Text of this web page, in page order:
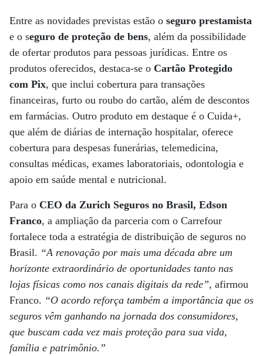
Entre as novidades previstas estão o seguro prestamista
e o seguro de proteção de bens, além da possibilidade
de ofertar produtos para pessoas jurídicas. Entre os
produtos oferecidos, destaca-se o Cartão Protegido
com Pix, que inclui cobertura para transações
financeiras, furto ou roubo do cartão, além de descontos
em farmácias. Outro produto em destaque é o Cuida+,
que além de diárias de internação hospitalar, oferece
cobertura para despesas funerárias, telemedicina,
consultas médicas, exames laboratoriais, odontologia e
apoio em saúde mental e nutricional.
Para o CEO da Zurich Seguros no Brasil, Edson
Franco, a ampliação da parceria com o Carrefour
fortalece toda a estratégia de distribuição de seguros no
Brasil. “A renovação por mais uma década abre um
horizonte extraordinário de oportunidades tanto nas
lojas físicas como nos canais digitais da rede”, afirmou
Franco. “O acordo reforça também a importância que os
seguros vêm ganhando na jornada dos consumidores,
que buscam cada vez mais proteção para sua vida,
família e patrimônio.”